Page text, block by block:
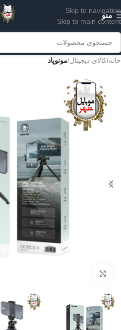
Skip to navigation
Skip to main content
منو
خانه کالای دیجیتال مونوپاد